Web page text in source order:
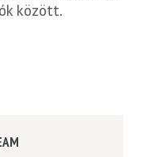
között.